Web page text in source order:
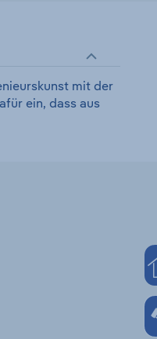
mit der
ein, dass aus